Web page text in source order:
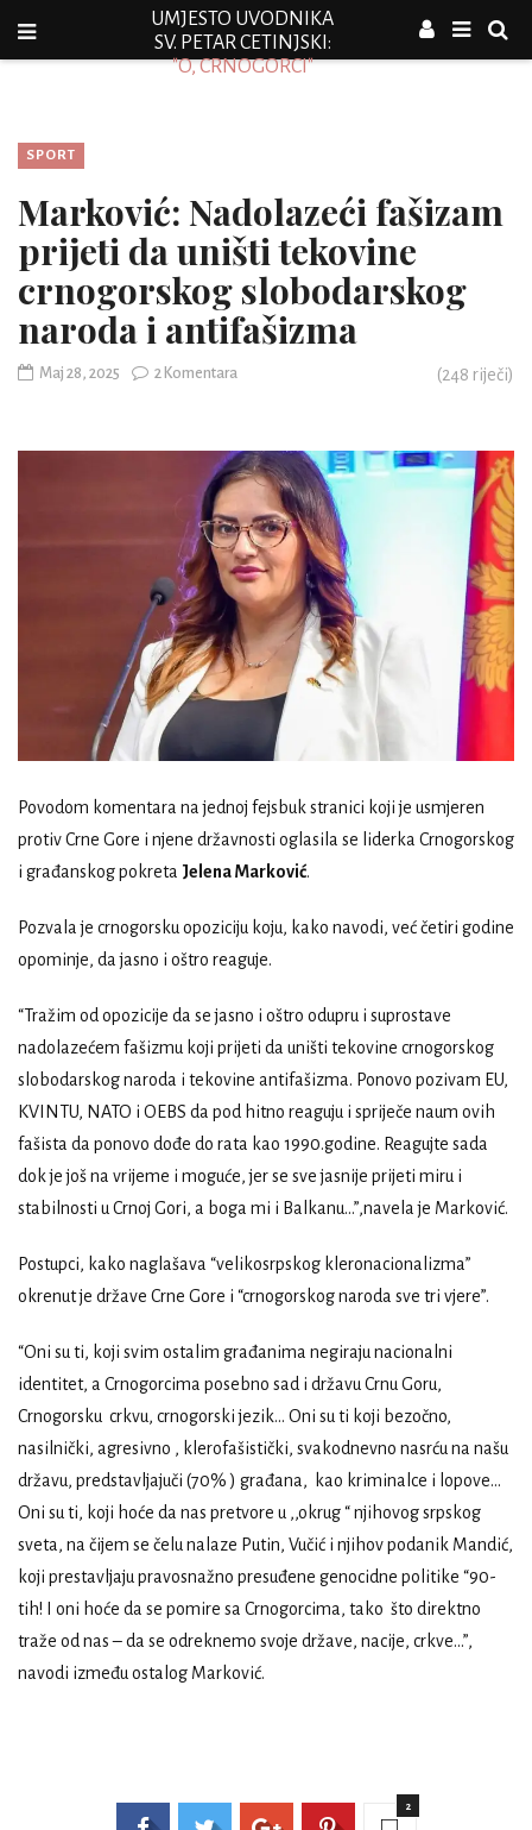
UMJESTO UVODNIKA
SV. PETAR CETINJSKI:
"O, CRNOGORCI"
SPORT
Marković: Nadolazeći fašizam
prijeti da uništi tekovine
crnogorskog slobodarskog
naroda i antifašizma
Maj 28, 2025 2 Komentara (248 riječi)
Povodom komentara na jednoj fejsbuk stranici koji je usmjeren
protiv Crne Gore i njene državnosti oglasila se liderka Crnogorskog
i građanskog pokreta Jelena Marković.
Pozvala je crnogorsku opoziciju koju, kako navodi, već četiri godine
opominje, da jasno i oštro reaguje.
“Tražim od opozicije da se jasno i oštro odupru i suprostave
nadolazećem fašizmu koji prijeti da uništi tekovine crnogorskog
slobodarskog naroda i tekovine antifašizma. Ponovo pozivam EU,
KVINTU, NATO i OEBS da pod hitno reaguju i spriječe naum ovih
fašista da ponovo dođe do rata kao 1990.godine. Reagujte sada
dok je još na vrijeme i moguće, jer se sve jasnije prijeti miru i
stabilnosti u Crnoj Gori, a boga mi i Balkanu…”,navela je Marković.
Postupci, kako naglašava “velikosrpskog kleronacionalizma”
okrenut je države Crne Gore i “crnogorskog naroda sve tri vjere”.
“Oni su ti, koji svim ostalim građanima negiraju nacionalni
identitet, a Crnogorcima posebno sad i državu Crnu Goru,
Crnogorsku crkvu, crnogorski jezik… Oni su ti koji bezočno,
nasilnički, agresivno , klerofašistički, svakodnevno nasrću na našu
državu, predstavljajuči (70% ) građana, kao kriminalce i lopove…
Oni su ti, koji hoće da nas pretvore u ,,okrug “ njihovog srpskog
sveta, na čijem se čelu nalaze Putin, Vučić i njihov podanik Mandić,
koji prestavljaju pravosnažno presuđene genocidne politike “90-
tih! I oni hoće da se pomire sa Crnogorcima, tako što direktno
traže od nas – da se odreknemo svoje države, nacije, crkve…”,
navodi između ostalog Marković.
2